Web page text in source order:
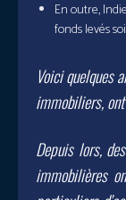
En outre,
fonds levés
Voici quelques
immobiliers,
Depuis lors,
immobilières